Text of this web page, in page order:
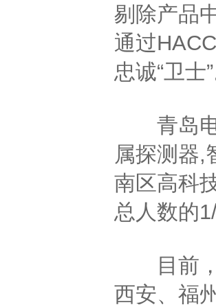
剔除产品
通过
忠诚“卫士
青岛电
属探测器,
南区高科
总人数的
目前，
西安、福